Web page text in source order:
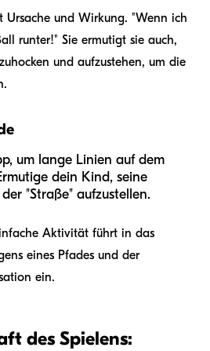
Ursache und Wirkung. "Wenn ich
runter!" Sie ermutigt sie auch,
und aufzustehen, um die
um lange Linien auf dem
dein Kind, seine
"Straße" aufzustellen.
Aktivität führt in das
eines Pfades und der
ein.
des Spielens: